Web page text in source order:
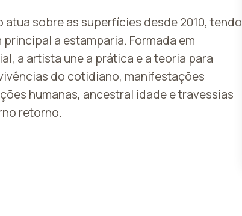
atua sobre as superfícies desde 2010, tendo
a estamparia. Formada em
a artista une a prática e a teoria para
do cotidiano, manifestações
humanas, ancestral idade e travessias
retorno.